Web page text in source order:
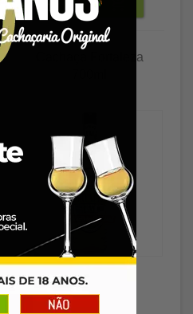
Cachaça Fortaleza